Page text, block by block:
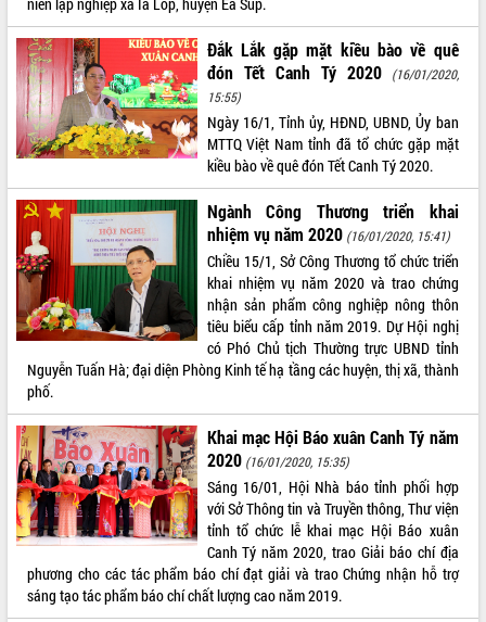
năm 2026
Hội thảo khoa học “Giải pháp thúc đẩy
phát triển nền kinh tế xanh tại tỉnh
Đắk Lắk”
Tăng cường giám sát, đôn đốc thực
hiện nhiệm vụ quản lý tài sản công
hàng tuần
Tháo gỡ những vướng mắc, đẩy mạnh
công tác cải cách thủ tục hành chính
tại Trung tâm Phục vụ hành chính
công tỉnh
Đắk Lắk: Tôn vinh 46 giải pháp tại Hội
thi Sáng tạo Kỹ thuật 2024 - 2025
Đắk Lắk rà soát, điều chỉnh Đề án 190
về phát triển nuôi trồng thủy sản
Phó Chủ tịch UBND tỉnh Đắk Lắk
Trương Công Thái kiểm tra thực địa
Dự án cao tốc Khánh Hòa - Buôn Ma
Thuột
Định vị cà phê Việt Nam như một “di
sản sống” trong dòng chảy toàn cầu
Xây dựng nông thôn mới: Nâng cao đời
sống người dân từ những mô hình thiết
thực
Đắk Lắk gặp mặt kiều bào về quê
đón Tết Canh Tý 2020
(16/01/2020,
15:55)
Ngày 16/1, Tỉnh ủy, HĐND, UBND, Ủy ban
MTTQ Việt Nam tỉnh đã tổ chức gặp mặt
kiều bào về quê đón Tết Canh Tý 2020.
Ngành Công Thương triển khai
nhiệm vụ năm 2020 (16/01/2020, 15:41)
Chiều 15/1, Sở Công Thương tổ chức triển
khai nhiệm vụ năm 2020 và trao chứng
nhận sản phẩm công nghiệp nông thôn
tiêu biểu cấp tỉnh năm 2019. Dự Hội nghị
có Phó Chủ tịch Thường trực UBND tỉnh
Nguyễn Tuấn Hà; đại diện Phòng Kinh tế hạ tầng các huyện, thị xã, thành
phố.
Khai mạc Hội Báo xuân Canh Tý năm
2020 (16/01/2020, 15:35)
Sáng 16/01, Hội Nhà báo tỉnh phối hợp
với Sở Thông tin và Truyền thông, Thư viện
tỉnh tổ chức lễ khai mạc Hội Báo xuân
Canh Tý năm 2020, trao Giải báo chí địa
phương cho các tác phẩm báo chí đạt giải và trao Chứng nhận hỗ trợ
sáng tạo tác phẩm báo chí chất lượng cao năm 2019.